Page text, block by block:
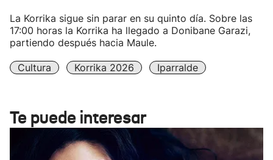
La Korrika sigue sin parar en su quinto día. Sobre las
17:00 horas la Korrika ha llegado a Donibane Garazi,
partiendo después hacia Maule.
Cultura Korrika 2026 Iparralde
Te puede interesar